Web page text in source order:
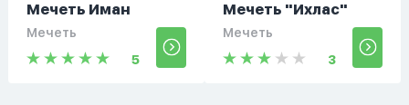
Мечеть Иман
Мечеть
5
Мечеть "Ихлас"
Мечеть
3